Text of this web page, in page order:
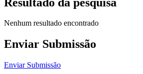
Nenhum resultado encontrado
Enviar Submissão
Enviar Submissão